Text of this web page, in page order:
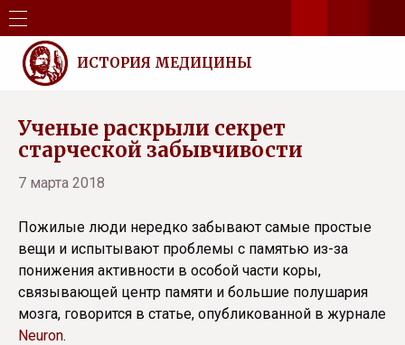
ИСТОРИЯ МЕДИЦИНЫ
Ученые раскрыли секрет
старческой забывчивости
7 марта 2018
Пожилые люди нередко забывают самые простые
вещи и испытывают проблемы с памятью из-за
понижения активности в особой части коры,
связывающей центр памяти и большие полушария
мозга, говорится в статье, опубликованной в журнале
Neuron.